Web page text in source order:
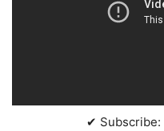
✔ Subscribe: